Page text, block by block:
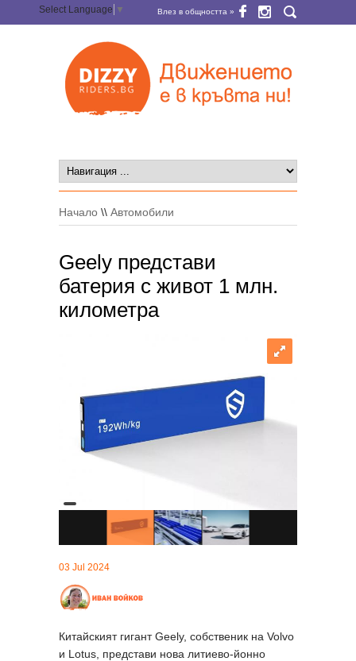
Select Language ▼ Влез в общността »
Начало \\ Автомобили
Geely представи
батерия с живот 1 млн.
километра
03 Jul 2024
Китайският гигант Geely, собственик на Volvo
и Lotus, представи нова литиево-йонно